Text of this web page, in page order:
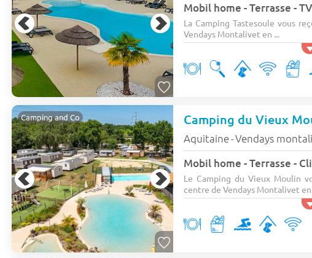
Mobil home - Terrasse -
La Camping Tastesoule vous
Vendays Montalivet en ...
Camping and Co Camping du Vieux
Aquitaine-Vendays
Mobil home - Terrasse -
Le Camping du Vieux Moulin
centre de Vendays Montalivet